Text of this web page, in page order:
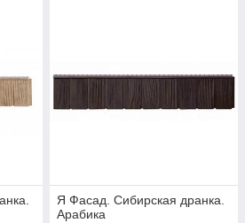
Я Фасад. Сибирская дранка.
Арабика